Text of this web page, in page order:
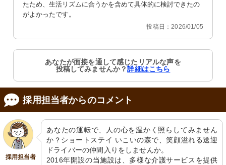
たため、生活リズムに合うかを含めて具体的に検討できたの
がよかったです。
投稿日：2026/01/05
あなたが面接を通して感じたリアルな声を
投稿してみませんか？詳細はこちら
採用担当者からのコメント
採用担当者
あなたの運転で、人の心を温かく照らしてみません
か？ショートステイ いこいの森で、笑顔溢れる送迎
ドライバーの仲間入りをしませんか。
2016年開設の当施設は、多様な介護サービスを提供